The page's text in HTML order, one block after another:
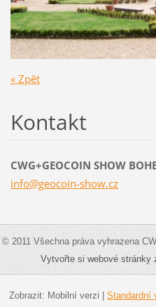
« Zpět
Kontakt
CWG+GEOCOIN SHOW
info@geocoin-show.cz
© 2011 Všechna práva vyhrazena
Vytvořte si webové stránky
Zobrazit: Mobilní verzi Standardní